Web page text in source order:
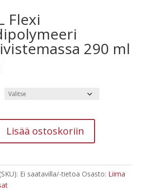
Flexi
290 ml
Lisää ostoskoriin
Ei saatavilla/-tietoa Osasto: Liima